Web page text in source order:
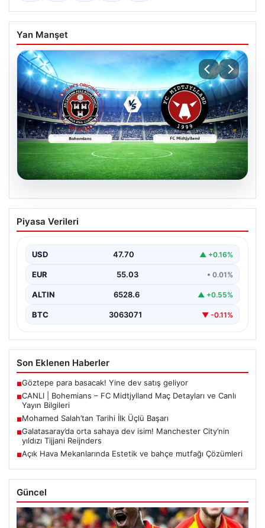
Yan Manşet
06.08.2026
CANLI | Bohemians – FC Midtjylland
Maç Detayları ve Canlı Yayın Bilgileri
Ağustos 2026 tarihinde Dublin’deki Dalymount…
Piyasa Verileri
USD 47.70 ▲ +0.16%
EUR 55.03 • 0.01%
ALTIN 6528.6 ▲ +0.55%
BTC 3063071 ▼ -0.11%
Son Eklenen Haberler
■Göztepe para basacak! Yine dev satış geliyor
■CANLI | Bohemians – FC Midtjylland Maç Detayları ve Canlı
Yayın Bilgileri
■Mohamed Salah’tan Tarihi İlk Üçlü Başarı
■Galatasaray’da orta sahaya dev isim! Manchester City’nin
yıldızı Tijjani Reijnders
■Açık Hava Mekanlarında Estetik ve bahçe mutfağı Çözümleri
Güncel